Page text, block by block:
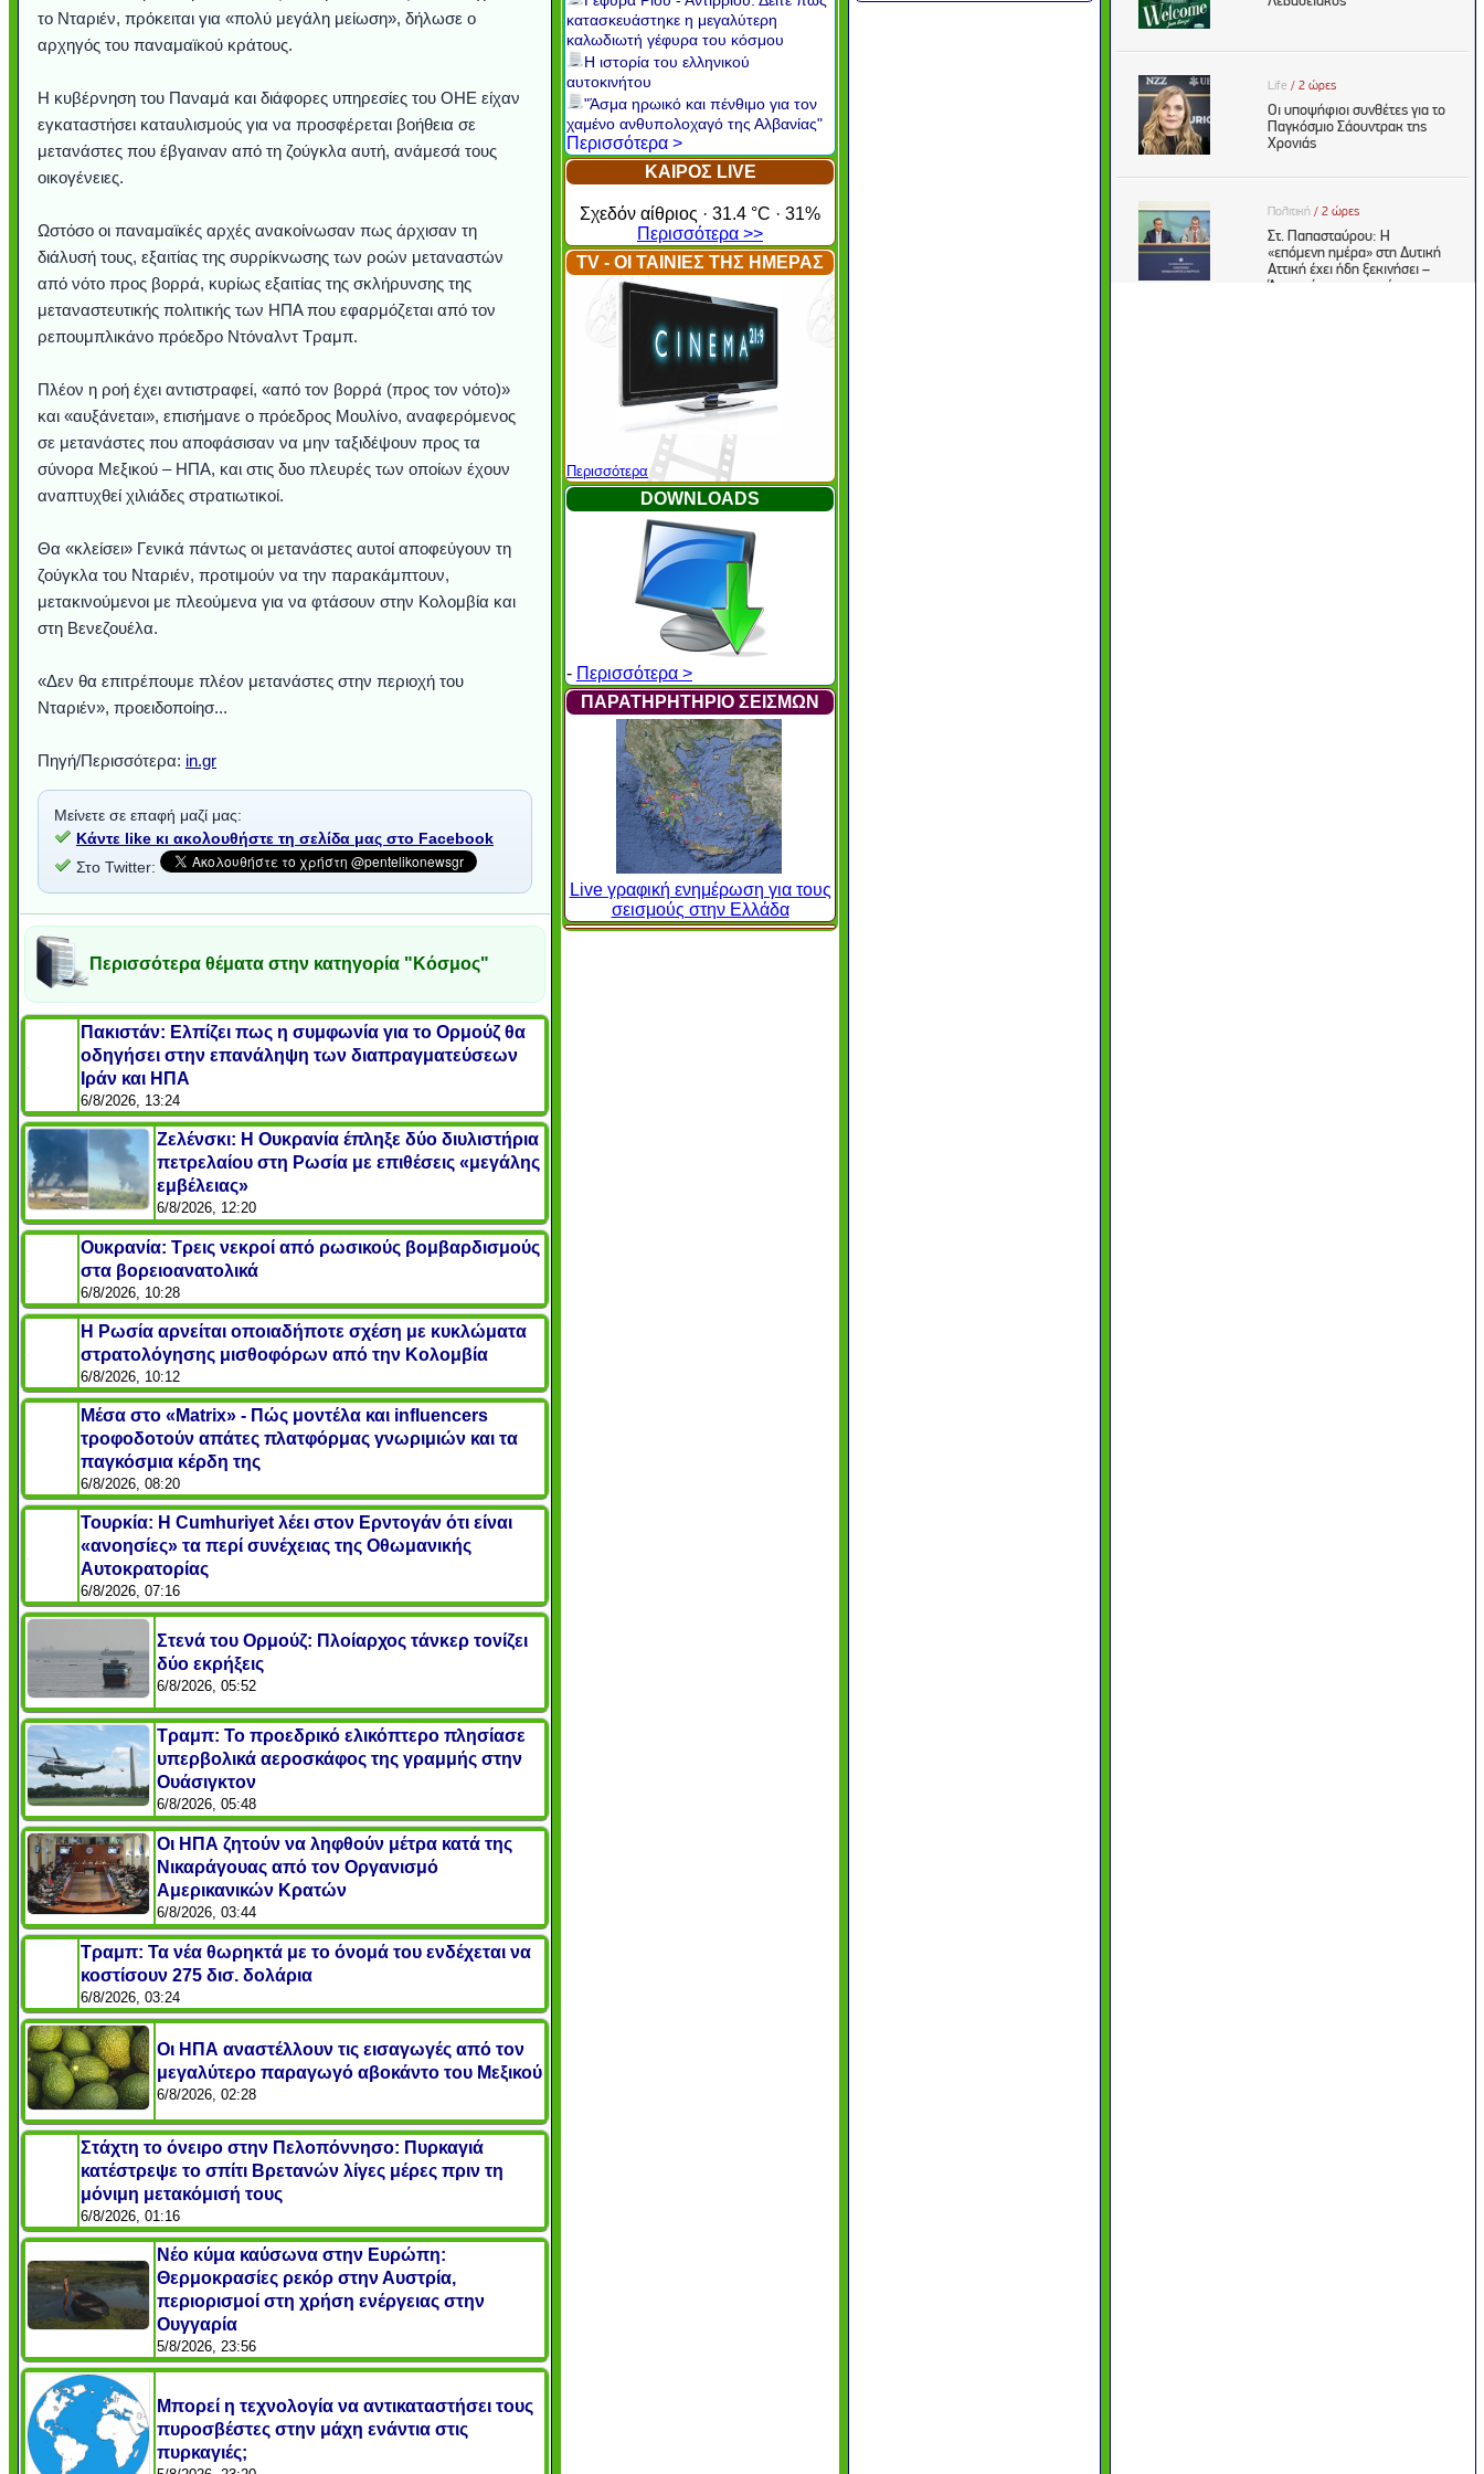
το Νταριέν, πρόκειται για «πολύ μεγάλη μείωση», δήλωσε ο
αρχηγός του παναμαϊκού κράτους.
Η κυβέρνηση του Παναμά και διάφορες υπηρεσίες του ΟΗΕ είχαν
εγκαταστήσει καταυλισμούς για να προσφέρεται βοήθεια σε
μετανάστες που έβγαιναν από τη ζούγκλα αυτή, ανάμεσά τους
οικογένειες.
Ωστόσο οι παναμαϊκές αρχές ανακοίνωσαν πως άρχισαν τη
διάλυσή τους, εξαιτίας της συρρίκνωσης των ροών μεταναστών
από νότο προς βορρά, κυρίως εξαιτίας της σκλήρυνσης της
μεταναστευτικής πολιτικής των ΗΠΑ που εφαρμόζεται από τον
ρεπουμπλικάνο πρόεδρο Ντόναλντ Τραμπ.
Πλέον η ροή έχει αντιστραφεί, «από τον βορρά (προς τον νότο)»
και «αυξάνεται», επισήμανε ο πρόεδρος Μουλίνο, αναφερόμενος
σε μετανάστες που αποφάσισαν να μην ταξιδέψουν προς τα
σύνορα Μεξικού – ΗΠΑ, και στις δυο πλευρές των οποίων έχουν
αναπτυχθεί χιλιάδες στρατιωτικοί.
Θα «κλείσει» Γενικά πάντως οι μετανάστες αυτοί αποφεύγουν τη
ζούγκλα του Νταριέν, προτιμούν να την παρακάμπτουν,
μετακινούμενοι με πλεούμενα για να φτάσουν στην Κολομβία και
στη Βενεζουέλα.
«Δεν θα επιτρέπουμε πλέον μετανάστες στην περιοχή του
Νταριέν», προειδοποίησ...
Πηγή/Περισσότερα: in.gr
Μείνετε σε επαφή μαζί μας:
Κάντε like κι ακολουθήστε τη σελίδα μας στο Facebook
Στο Twitter:
Περισσότερα θέματα στην κατηγορία "Κόσμος"
Πακιστάν: Ελπίζει πως η συμφωνία για το Ορμούζ θα
οδηγήσει στην επανάληψη των διαπραγματεύσεων
Ιράν και ΗΠΑ
6/8/2026, 13:24
Ζελένσκι: Η Ουκρανία έπληξε δύο διυλιστήρια
πετρελαίου στη Ρωσία με επιθέσεις «μεγάλης
εμβέλειας»
6/8/2026, 12:20
Ουκρανία: Τρεις νεκροί από ρωσικούς βομβαρδισμούς
στα βορειοανατολικά
6/8/2026, 10:28
Η Ρωσία αρνείται οποιαδήποτε σχέση με κυκλώματα
στρατολόγησης μισθοφόρων από την Κολομβία
6/8/2026, 10:12
Μέσα στο «Matrix» - Πώς μοντέλα και influencers
τροφοδοτούν απάτες πλατφόρμας γνωριμιών και τα
παγκόσμια κέρδη της
6/8/2026, 08:20
Τουρκία: Η Cumhuriyet λέει στον Ερντογάν ότι είναι
«ανοησίες» τα περί συνέχειας της Οθωμανικής
Αυτοκρατορίας
6/8/2026, 07:16
Στενά του Ορμούζ: Πλοίαρχος τάνκερ τονίζει
δύο εκρήξεις
6/8/2026, 05:52
Τραμπ: Το προεδρικό ελικόπτερο πλησίασε
υπερβολικά αεροσκάφος της γραμμής στην
Ουάσιγκτον
6/8/2026, 05:48
Οι ΗΠΑ ζητούν να ληφθούν μέτρα κατά της
Νικαράγουας από τον Οργανισμό
Αμερικανικών Κρατών
6/8/2026, 03:44
Τραμπ: Τα νέα θωρηκτά με το όνομά του ενδέχεται να
κοστίσουν 275 δισ. δολάρια
6/8/2026, 03:24
Οι ΗΠΑ αναστέλλουν τις εισαγωγές από τον
μεγαλύτερο παραγωγό αβοκάντο του Μεξικού
6/8/2026, 02:28
Στάχτη το όνειρο στην Πελοπόννησο: Πυρκαγιά
κατέστρεψε το σπίτι Βρετανών λίγες μέρες πριν τη
μόνιμη μετακόμισή τους
6/8/2026, 01:16
Νέο κύμα καύσωνα στην Ευρώπη:
Θερμοκρασίες ρεκόρ στην Αυστρία,
περιορισμοί στη χρήση ενέργειας στην
Ουγγαρία
5/8/2026, 23:56
Μπορεί η τεχνολογία να αντικαταστήσει τους
πυροσβέστες στην μάχη ενάντια στις
πυρκαγιές;
κατασκευάστηκε η μεγαλύτερη
καλωδιωτή γέφυρα του κόσμου
Η ιστορία του ελληνικού
αυτοκινήτου
"Άσμα ηρωικό και πένθιμο για τον
χαμένο ανθυπολοχαγό της Αλβανίας"
Περισσότερα >
ΚΑΙΡΟΣ LIVE
Σχεδόν αίθριος · 31.4 °C · 31%
Περισσότερα >>
TV - ΟΙ ΤΑΙΝΙΕΣ ΤΗΣ ΗΜΕΡΑΣ
Περισσότερα
DOWNLOADS
- Περισσότερα >
ΠΑΡΑΤΗΡΗΤΗΡΙΟ ΣΕΙΣΜΩΝ
Live γραφική ενημέρωση για τους
σεισμούς στην Ελλάδα